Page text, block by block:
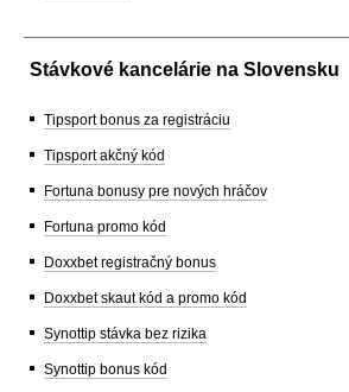
Stávkové kancelárie na Slovensku
Tipsport bonus za registráciu
Tipsport akčný kód
Fortuna bonusy pre nových hráčov
Fortuna promo kód
Doxxbet registračný bonus
Doxxbet skaut kód a promo kód
Synottip stávka bez rizika
Synottip bonus kód